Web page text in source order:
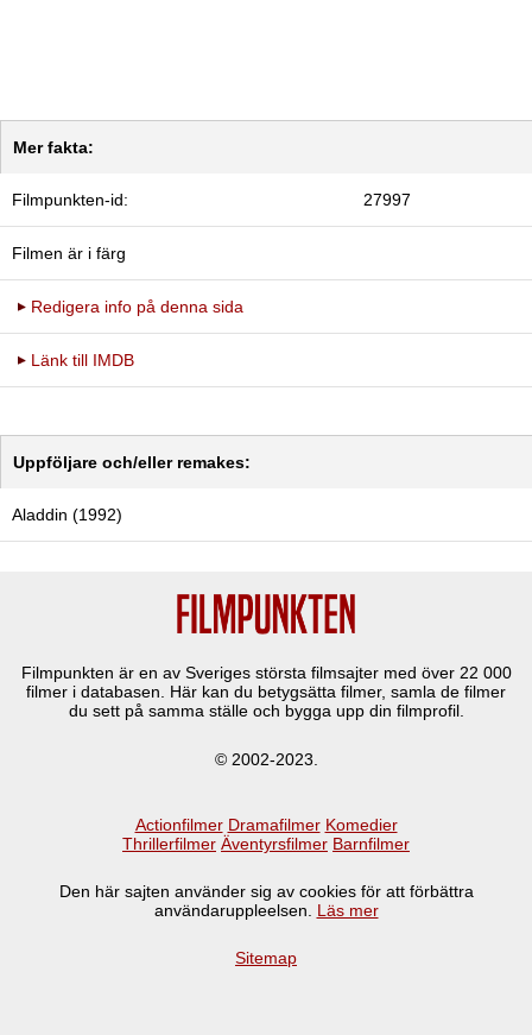
Mer fakta:
Filmpunkten-id: 27997
Filmen är i färg
Redigera info på denna sida
Länk till IMDB
Uppföljare och/eller remakes:
Aladdin (1992)
Filmpunkten är en av Sveriges största filmsajter med över 22 000
filmer i databasen. Här kan du betygsätta filmer, samla de filmer
du sett på samma ställe och bygga upp din filmprofil.
© 2002-2023.
Actionfilmer Dramafilmer Komedier
Thrillerfilmer Äventyrsfilmer Barnfilmer
Den här sajten använder sig av cookies för att förbättra
användaruppleelsen. Läs mer
Sitemap